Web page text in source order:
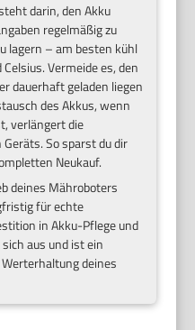
darin, den Akku
regelmäßig zu
lagern – am besten kühl
Vermeide es, den
dauerhaft geladen liegen
des Akkus, wenn
verlängert die
So sparst du dir
Neukauf.
deines Mähroboters
für echte
in Akku-Pflege und
aus und ist ein
deines